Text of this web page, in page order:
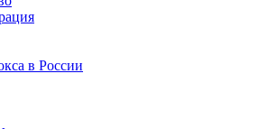
в России